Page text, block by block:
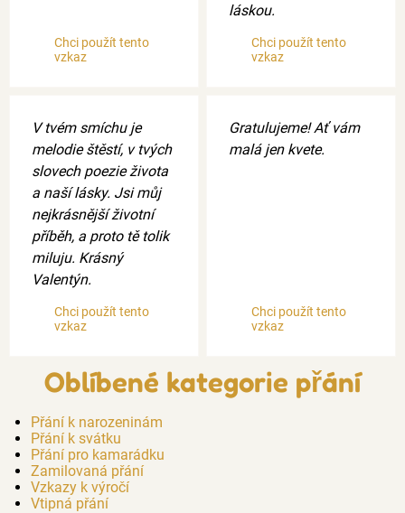
Chci použít tento
vzkaz
láskou.
Chci použít tento
vzkaz
V tvém smíchu je
melodie štěstí, v tvých
slovech poezie života
a naší lásky. Jsi můj
nejkrásnější životní
příběh, a proto tě tolik
miluju. Krásný
Valentýn.
Chci použít tento
vzkaz
Gratulujeme! Ať vám
malá jen kvete.
Chci použít tento
vzkaz
Oblíbené kategorie přání
Přání k narozeninám
Přání k svátku
Přání pro kamarádku
Zamilovaná přání
Vzkazy k výročí
Vtipná přání